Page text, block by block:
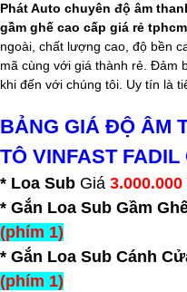
Phát Auto chuyên độ âm
gầm ghế cao cấp giá rẻ tphcm
ngoài, chất lượng cao, độ bền
mã cùng với giá thành rẻ. Đảm
khi đến với chúng tôi. Uy tín là
BẢNG GIÁ ĐỘ ÂM
TÔ VINFAST FADIL
* Loa Sub Giá
* Gắn Loa Sub Gầm
(phím 1)
* Gắn Loa Sub Cánh
(phím 1)